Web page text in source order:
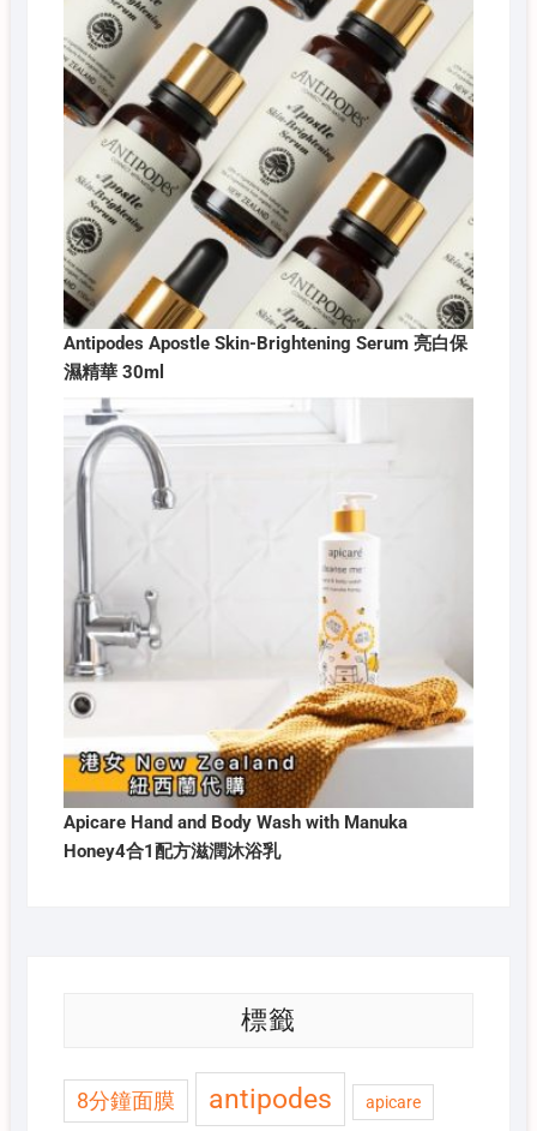
Antipodes Apostle Skin-Brightening Serum 亮白保
濕精華 30ml
Apicare Hand and Body Wash with Manuka
Honey4合1配方滋潤沐浴乳
標籤
8分鐘面膜 antipodes apicare